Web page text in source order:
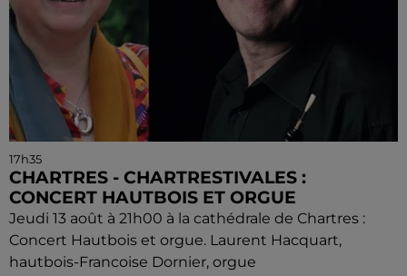
17h35
CHARTRES - CHARTRESTIVALES :
CONCERT HAUTBOIS ET ORGUE
Jeudi 13 août à 21h00 à la cathédrale de Chartres :
Concert Hautbois et orgue. Laurent Hacquart,
hautbois-Francoise Dornier, orgue